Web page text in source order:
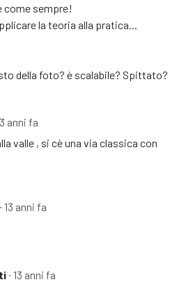
come sempre!
la teoria alla pratica...
della foto? è scalabile? Spittato?
anni fa
valle , si cè una via classica con
∙ 13 anni fa
∙ 13 anni fa